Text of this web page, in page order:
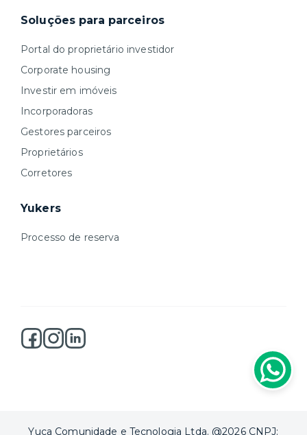
Soluções para parceiros
Portal do proprietário investidor
Corporate housing
Investir em imóveis
Incorporadoras
Gestores parceiros
Proprietários
Corretores
Yukers
Processo de reserva
Yuca Comunidade e Tecnologia Ltda. @2026 CNPJ: